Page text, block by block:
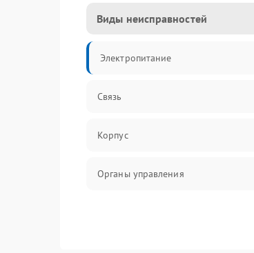
Виды неисправностей
Электропитание
Связь
Корпус
Органы управления